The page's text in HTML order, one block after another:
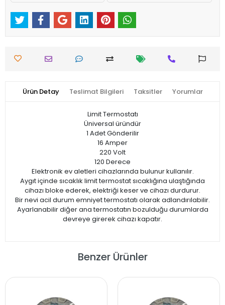
Ürün Detay Teslimat Bilgileri Taksitler Yorumlar
Limit Termostatı
Üniversal üründür
1 Adet Gönderilir
16 Amper
220 Volt
120 Derece
Elektronik ev aletleri cihazlarında bulunur kullanılır.
Aygıt içinde sıcaklık limit termostat sıcaklığına ulaştığında
cihazı bloke ederek, elektriği keser ve cihazı durdurur.
Bir nevi acil durum emniyet termostatı olarak adlandırılabilir.
Ayarlanabilir diğer ana termostatın bozulduğu durumlarda
devreye girerek cihazı kapatır.
Benzer Ürünler